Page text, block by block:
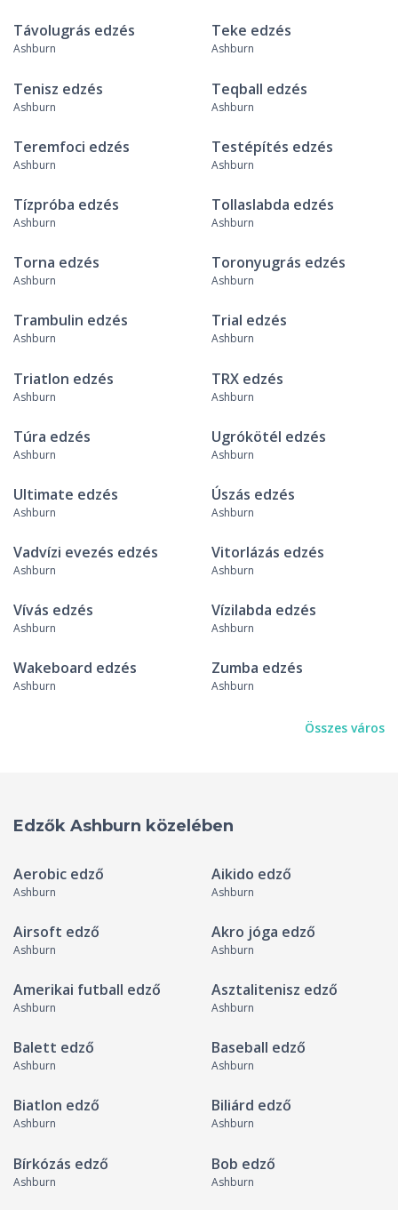
Távolugrás edzés
Ashburn
Teke edzés
Ashburn
Tenisz edzés
Ashburn
Teqball edzés
Ashburn
Teremfoci edzés
Ashburn
Testépítés edzés
Ashburn
Tízpróba edzés
Ashburn
Tollaslabda edzés
Ashburn
Torna edzés
Ashburn
Toronyugrás edzés
Ashburn
Trambulin edzés
Ashburn
Trial edzés
Ashburn
Triatlon edzés
Ashburn
TRX edzés
Ashburn
Túra edzés
Ashburn
Ugrókötél edzés
Ashburn
Ultimate edzés
Ashburn
Úszás edzés
Ashburn
Vadvízi evezés edzés
Ashburn
Vitorlázás edzés
Ashburn
Vívás edzés
Ashburn
Vízilabda edzés
Ashburn
Wakeboard edzés
Ashburn
Zumba edzés
Ashburn
Összes város
Edzők Ashburn közelében
Aerobic edző
Ashburn
Aikido edző
Ashburn
Airsoft edző
Ashburn
Akro jóga edző
Ashburn
Amerikai futball edző
Ashburn
Asztalitenisz edző
Ashburn
Balett edző
Ashburn
Baseball edző
Ashburn
Biatlon edző
Ashburn
Biliárd edző
Ashburn
Bírkózás edző
Ashburn
Bob edző
Ashburn